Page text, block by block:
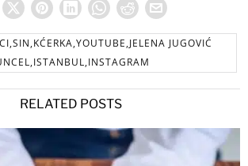
JUGOVIĆ
RELATED POSTS